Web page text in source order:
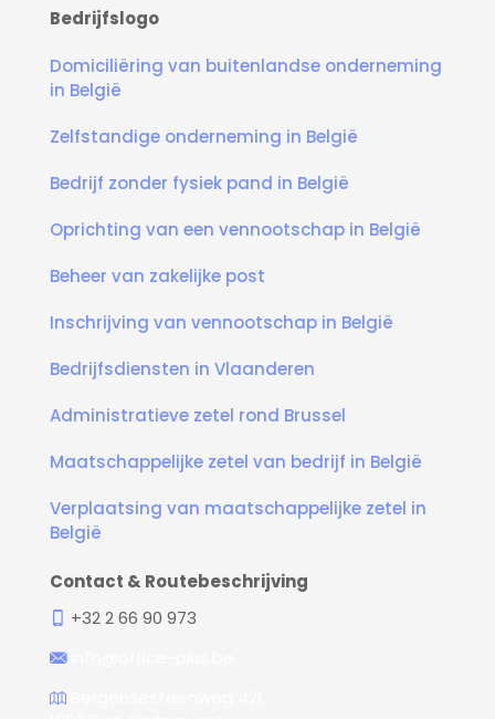
Bedrijfslogo
Domiciliëring van buitenlandse onderneming
in België
Zelfstandige onderneming in België
Bedrijf zonder fysiek pand in België
Oprichting van een vennootschap in België
Beheer van zakelijke post
Inschrijving van vennootschap in België
Bedrijfsdiensten in Vlaanderen
Administratieve zetel rond Brussel
Maatschappelijke zetel van bedrijf in België
Verplaatsing van maatschappelijke zetel in
België
Contact & Routebeschrijving
+32 2 66 90 973
info@office-plus.be